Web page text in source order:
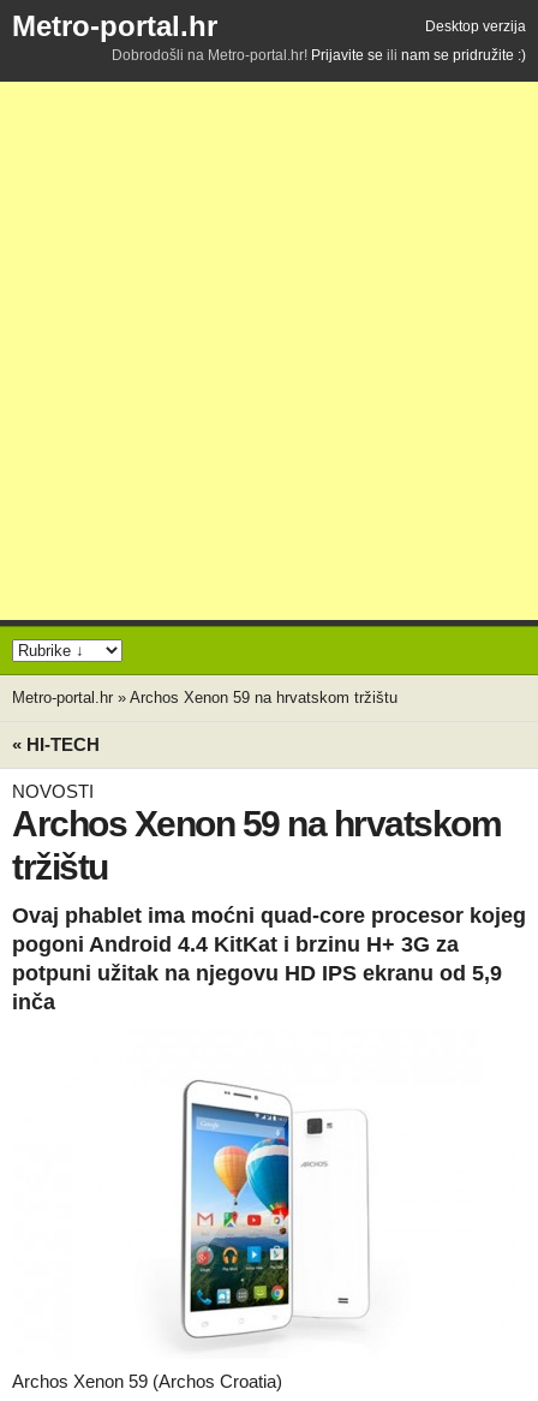
Metro-portal.hr
Desktop verzija
Dobrodošli na Metro-portal.hr! Prijavite se ili nam se pridružite :)
Metro-portal.hr » Archos Xenon 59 na hrvatskom tržištu
« HI-TECH
NOVOSTI
Archos Xenon 59 na hrvatskom
tržištu
Ovaj phablet ima moćni quad-core procesor kojeg
pogoni Android 4.4 KitKat i brzinu H+ 3G za
potpuni užitak na njegovu HD IPS ekranu od 5,9
inča
Archos Xenon 59 (Archos Croatia)